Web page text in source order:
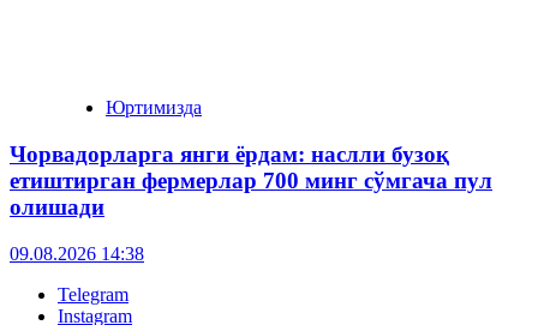
Юртимизда
Чорвадорларга янги ёрдам: наслли бузоқ
етиштирган фермерлар 700 минг сўмгача пул
олишади
09.08.2026 14:38
Telegram
Instagram